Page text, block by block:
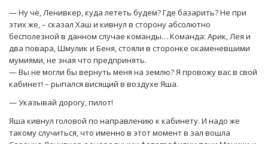
— Ну чё, Ленивкер, куда лететь будем? Где базарить? Не при
этих же, – сказал Хаш и кивнул в сторону абсолютно
бесполезной в данном случае команды… Команда: Арик, Лея и
два повара, Шмулик и Беня, стояли в сторонке окаменевшими
мумиями, не зная что предпринять.
— Вы не могли бы вернуть меня на землю? Я провожу вас в свой
кабинет! – рыпался висящий в воздухе Яша.
— Указывай дорогу, пилот!
Яша кивнул головой по направлению к кабинету. И надо же
такому случиться, что именно в этот момент в зал вошла